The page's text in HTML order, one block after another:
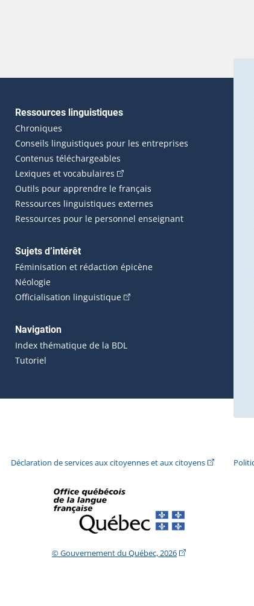
externe s'ouvrira dans une nouvelle fenêtre.)
externe s'ouvrira dans une nouvelle fenêtre.)
dans une nouvelle fenêtre.)
dans une nouvelle fenêtre.)
une nouvelle fenêtre.)
Ressources linguistiques
Chroniques
Conseils linguistiques pour les entreprises
Contenus téléchargeables
Lexiques et vocabulaires (Cet hyperlien externe s'ouvrira
Outils pour apprendre le français
Ressources linguistiques externes
Ressources pour le personnel enseignant
Sujets d’intérêt
Féminisation et rédaction épicène
Néologie
Officialisation linguistique(Cet hyperlien externe s'ouvrira
Navigation
Index thématique de la BDL
Tutoriel
une nouvelle fenêtre.)
hyperlien externe s'ouvrira dans une nouvelle fenêtre.)
Déclaration de services aux citoyennes et aux citoyens(Cet
© Gouvernement du Québec, 2026(Cet hyperlien